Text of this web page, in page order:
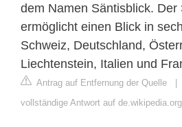
dem Namen Säntisblick. Der
ermöglicht einen Blick in
Schweiz, Deutschland,
Liechtenstein, Italien und
Antrag auf Entfernung der Quelle |
vollständige Antwort auf